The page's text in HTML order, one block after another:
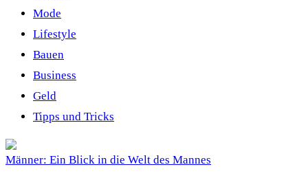
Mode
Lifestyle
Bauen
Business
Geld
Tipps und Tricks
Männer: Ein Blick in die Welt des Mannes